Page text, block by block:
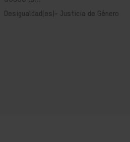
Desigualdad(es)- Justicia de Género